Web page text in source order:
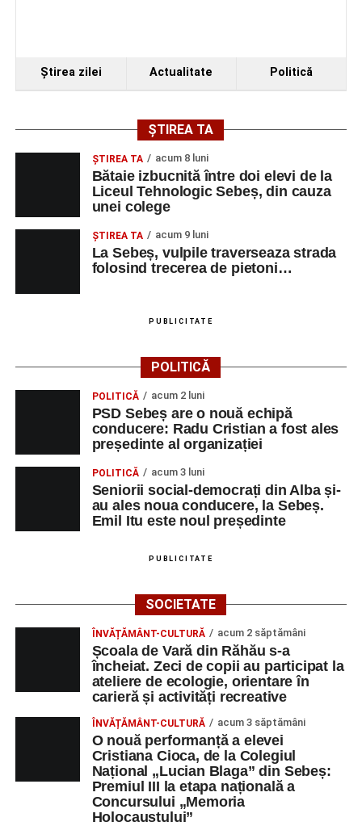
Ştirea zilei Actualitate Politică
ȘTIREA TA
ŞTIREA TA acum 8 luni
Bătaie izbucnită între doi elevi de la
Liceul Tehnologic Sebeș, din cauza
unei colege
ŞTIREA TA acum 9 luni
La Sebeș, vulpile traverseaza strada
folosind trecerea de pietoni…
PUBLICITATE
POLITICĂ
POLITICĂ acum 2 luni
PSD Sebeș are o nouă echipă
conducere: Radu Cristian a fost ales
președinte al organizației
POLITICĂ acum 3 luni
Seniorii social-democrați din Alba și-
au ales noua conducere, la Sebeș.
Emil Itu este noul președinte
PUBLICITATE
SOCIETATE
ÎNVĂȚĂMÂNT-CULTURĂ acum 2 săptămâni
Școala de Vară din Răhău s-a
încheiat. Zeci de copii au participat la
ateliere de ecologie, orientare în
carieră și activități recreative
ÎNVĂȚĂMÂNT-CULTURĂ acum 3 săptămâni
O nouă performanță a elevei
Cristiana Cioca, de la Colegiul
Național „Lucian Blaga” din Sebeș:
Premiul III la etapa națională a
Concursului „Memoria
Holocaustului”